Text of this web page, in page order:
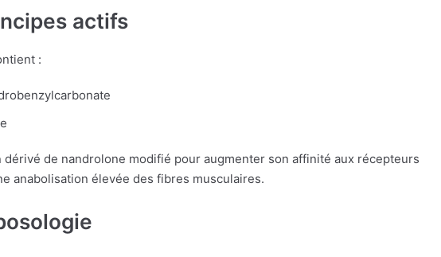
actifs
:
de nandrolone modifié pour augmenter son affinité aux récepteurs
anabolisation élevée des fibres musculaires.